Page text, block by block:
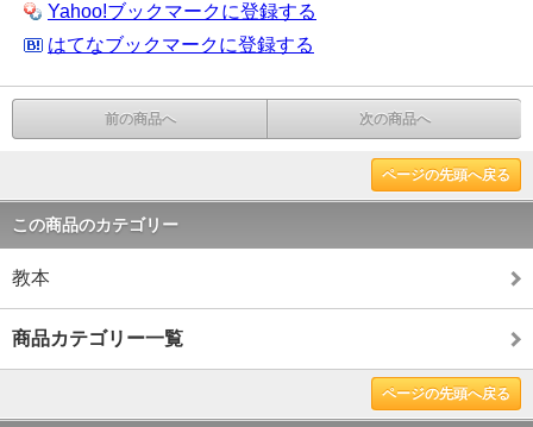
Yahoo!ブックマークに登録する
はてなブックマークに登録する
前の商品へ 次の商品へ
ページの先頭へ戻る
この商品のカテゴリー
教本
商品カテゴリー一覧
ページの先頭へ戻る